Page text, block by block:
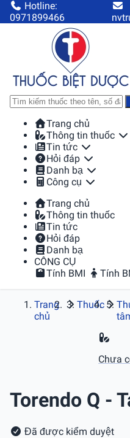
Hotline:
0971899466
Trang chủ
Thông tin thuốc
Tin tức
Hỏi đáp
Danh bạ
Công cụ
Trang chủ
Thông tin thuốc
Tin tức
Hỏi đáp
Danh bạ
CÔNG CỤ
Tính BMI
Tính
Trang
chủ
Thuốc
Chưa
Torendo Q -
Đã được kiểm duyệt